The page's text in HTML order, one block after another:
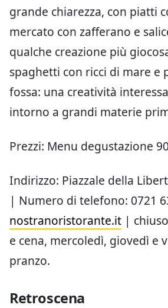
grande chiarezza, con piatti
mercato con zafferano e
qualche creazione più
spaghetti con ricci di mare e
fossa: una creatività
intorno a grandi materie
Prezzi: Menu degustazione
Indirizzo: Piazzale della
| Numero di telefono: 0721
nostranoristorante.it |
e cena, mercoledì, giovedì e
pranzo.
Retroscena